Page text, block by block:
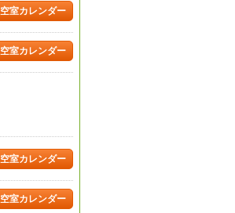
空室カレンダー
空室カレンダー
空室カレンダー
空室カレンダー